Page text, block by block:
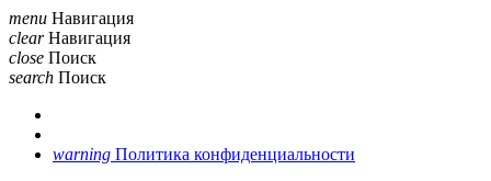
menu Навигация
clear Навигация
close Поиск
search Поиск
warning Политика конфиденциальности